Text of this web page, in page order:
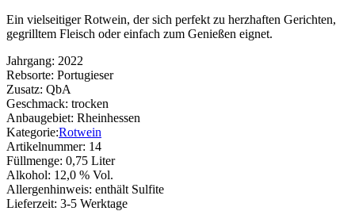
Ein vielseitiger Rotwein, der sich perfekt zu herzhaften Gerichten,
gegrilltem Fleisch oder einfach zum Genießen eignet.
Jahrgang: 2022
Rebsorte: Portugieser
Zusatz: QbA
Geschmack: trocken
Anbaugebiet: Rheinhessen
Kategorie:Rotwein
Artikelnummer: 14
Füllmenge: 0,75 Liter
Alkohol: 12,0 % Vol.
Allergenhinweis: enthält Sulfite
Lieferzeit: 3-5 Werktage